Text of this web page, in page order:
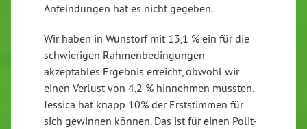
Anfeindungen hat es nicht gegeben.
Wir haben in Wunstorf mit 13,1 % ein für die
schwierigen Rahmenbedingungen
akzeptables Ergebnis erreicht, obwohl wir
einen Verlust von 4,2 % hinnehmen mussten.
Jessica hat knapp 10% der Erststimmen für
sich gewinnen können. Das ist für einen Polit-